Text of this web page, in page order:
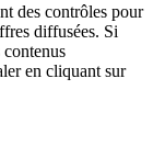
des contrôles pour
diffusées. Si
contenus
en cliquant sur